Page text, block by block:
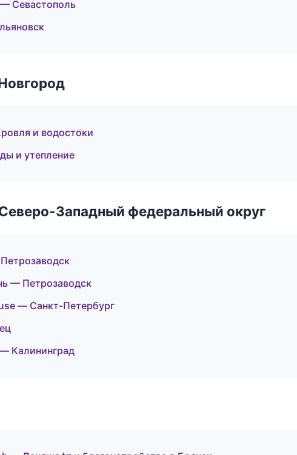
Севастополь
и водостоки
и утепление
Западный федеральный округ
— Петрозаводск
— Санкт-Петербург
Калининград